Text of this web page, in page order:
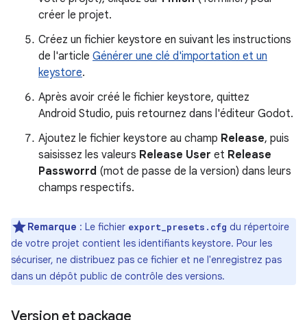
créer le projet.
Créez un fichier keystore en suivant les instructions
de l'article Générer une clé d'importation et un
keystore.
Après avoir créé le fichier keystore, quittez
Android Studio, puis retournez dans l'éditeur Godot.
Ajoutez le fichier keystore au champ Release, puis
saisissez les valeurs Release User et Release
Passworrd (mot de passe de la version) dans leurs
champs respectifs.
Remarque : Le fichier export_presets.cfg du répertoire
de votre projet contient les identifiants keystore. Pour les
sécuriser, ne distribuez pas ce fichier et ne l'enregistrez pas
dans un dépôt public de contrôle des versions.
Version et package